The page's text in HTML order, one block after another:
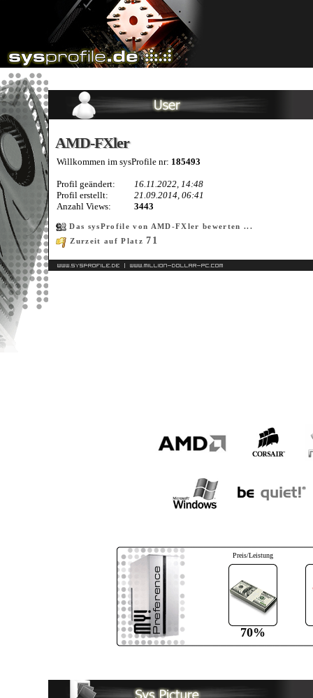
AMD-FXler
AMD-FXler
Willkommen im sysProfile nr: 185493
Profil geändert:
16.11.2022, 14:48
Profil erstellt:
21.09.2014, 06:41
Anzahl Views:
3443
Das sysProfile von AMD-FXler bewerten ...
Zurzeit auf Platz 71
Preis/Leistung
70%